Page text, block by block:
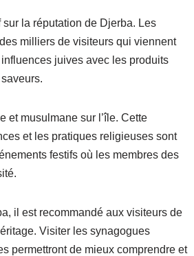
sur la réputation de Djerba. Les
milliers de visiteurs qui viennent
juives avec les produits
et musulmane sur l’île. Cette
et les pratiques religieuses sont
festifs où les membres des
il est recommandé aux visiteurs de
Visiter les synagogues
permettront de mieux comprendre et